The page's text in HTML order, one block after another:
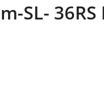
SL-